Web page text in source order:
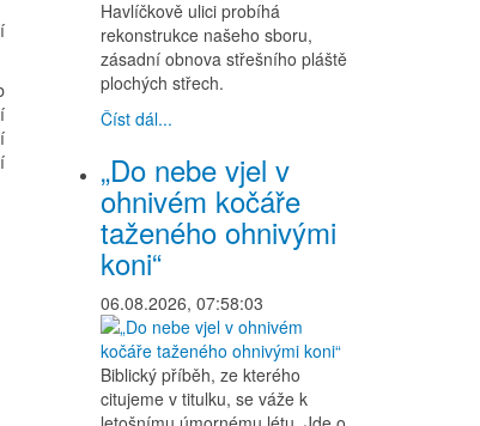
Havlíčkově ulici probíhá
rekonstrukce našeho sboru,
zásadní obnova střešního pláště
plochých střech.
Číst dál...
„Do nebe vjel v
ohnivém kočáře
taženého ohnivými
koni“
06.08.2026, 07:58:03
Biblický příběh, ze kterého
citujeme v titulku, se váže k